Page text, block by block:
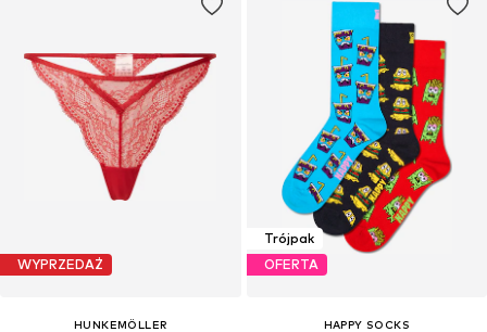
WYPRZEDAŻ
HUNKEMÖLLER
Trójpak
OFERTA
HAPPY SOCKS